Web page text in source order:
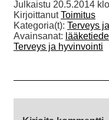
Julkaistu 20.5.2014
KirjoittanutToimitus
Kategoria(t): Terveys
Avainsanat: lääketiede
Terveys ja hyvinvointi